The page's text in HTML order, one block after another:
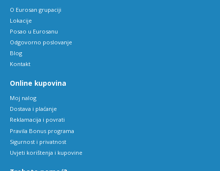
O Eurosan grupaciji
Lokacije
Posao u Eurosanu
Odgovorno poslovanje
Blog
Kontakt
Online kupovina
Moj nalog
Dostava i plaćanje
Reklamacija i povrati
Pravila Bonus programa
Sigurnost i privatnost
Uvjeti korištenja i kupovine